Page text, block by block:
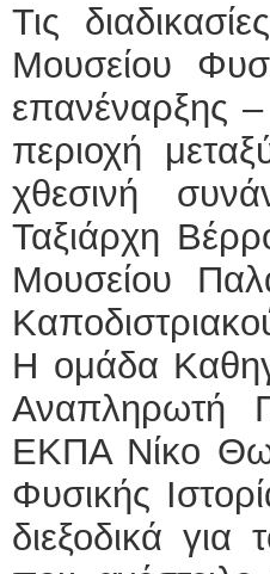
Τις
Μουσείου
επανέναρξης
περιοχή
χθεσινή
Ταξιάρχη
Μουσείου
Η ομάδα
Αναπληρωτή
ΕΚΠΑ Νίκο
Φυσικής
διεξοδικά